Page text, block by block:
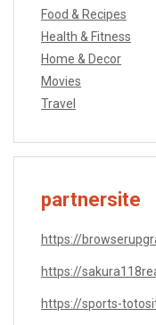
Food & Recipes
Health & Fitness
Home & Decor
Movies
Travel
partnersite
https://
https://
https://sports-